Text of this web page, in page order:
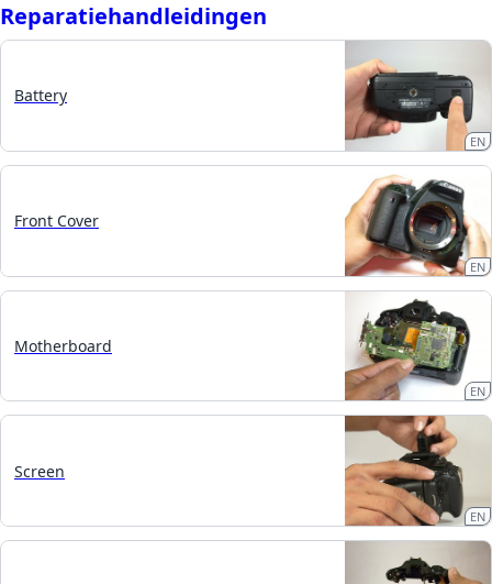
Reparatiehandleidingen
Battery
EN
Front Cover
EN
Motherboard
EN
Screen
EN